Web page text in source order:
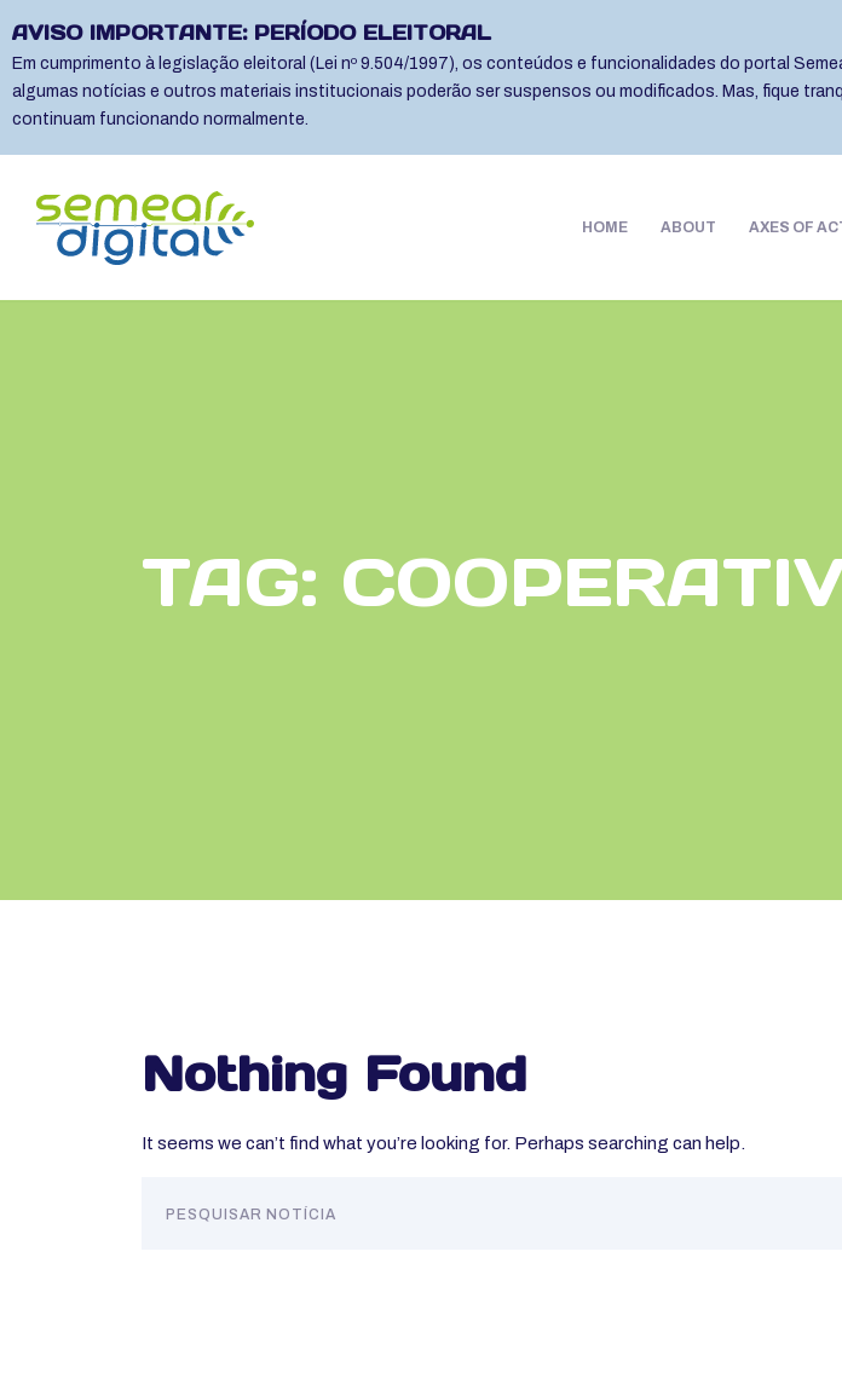
AVISO IMPORTANTE: PERÍODO ELEITORAL
Em cumprimento à legislação eleitoral (Lei nº 9.504/1997), os conteúdos e funcionalidades do portal
algumas notícias e outros materiais institucionais poderão ser suspensos ou modificados. Mas, fique
continuam funcionando normalmente.
HOME ABOUT AXES OF
TAG:
Nothing Found
It seems we can’t find what you’re looking for. Perhaps searching can help.